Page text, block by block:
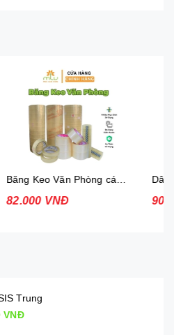
90.000 VNĐ
Trung
VNĐ